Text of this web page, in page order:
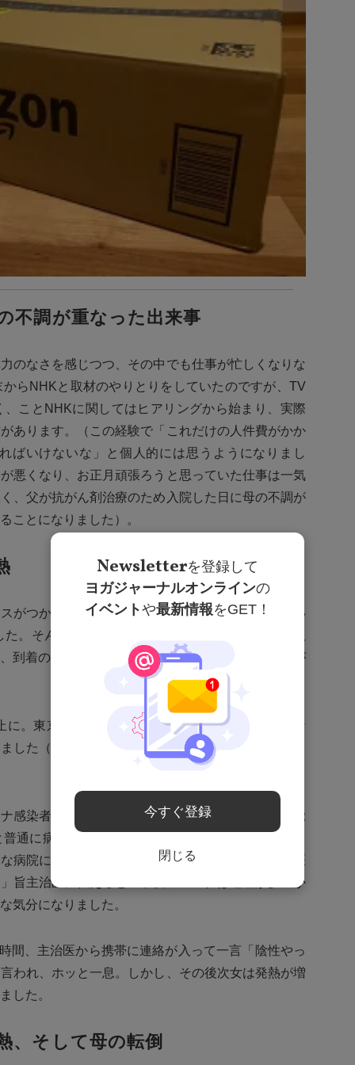
不調が重なった出来事
のなさを感じつつ、その中でも仕事が忙しくなりな
らNHKと取材のやりとりをしていたのですが、TV
ことNHKに関してはヒアリングから始まり、実際
あります。（この経験で「これだけの人件費がかか
ばいけないな」と個人的には思うようになりまし
悪くなり、お正月頑張ろうと思っていた仕事は一気
、父が抗がん剤治療のため入院した日に母の不調が
ことになりました）。
がつかめるようになりました。足に血栓ができてい
。そんな矢先、NHKクルーが東京からわざわざ取
到着の30分前に次女が嘔吐し発熱するという事件が
。東京から来た方々に直接挨拶することもできな
した（結局撮影はオンラインインタビューとなりま
感染者が出た」との通知が。次女のコロナ感染を覚
通に病院にはいけないので、発熱外来（ER）に。
病院に毎月かかっており、発熱外来の対応も主治医
旨主治医に伝えると「子供のコロナは嘔吐が多いか
気分になりました。
間、主治医から携帯に連絡が入って一言「陰性やっ
われ、ホッと一息。しかし、その後次女は発熱が増
した。
、そして母の転倒
Newsletterを登録して
ヨガジャーナルオンラインの
イベントや最新情報をGET！
今すぐ登録
閉じる